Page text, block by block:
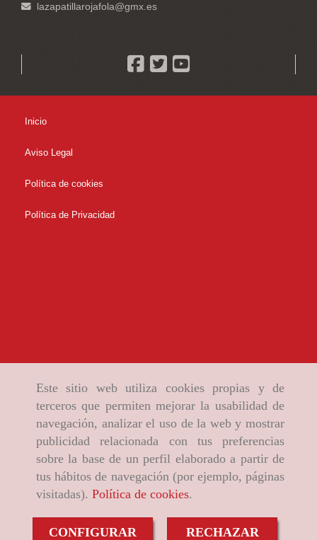
Este sitio web utiliza cookies propias y de
terceros que permiten mejorar la usabilidad de
navegación, analizar el uso de la web y mostrar
publicidad relacionada con tus preferencias
sobre la base de un perfil elaborado a partir de
tus hábitos de navegación (por ejemplo, páginas
visitadas). Política de cookies.
CONFIGURAR RECHAZAR
lazapatillarojafola gmx.es
Inicio
Aviso Legal
Política de cookies
Política de Privacidad